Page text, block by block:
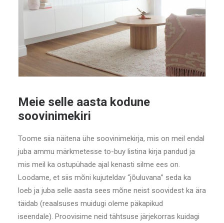
Meie selle aasta kodune
soovinimekiri
Toome siia näitena ühe soovinimekirja, mis on meil endal
juba ammu märkmetesse to-buy listina kirja pandud ja
mis meil ka ostupühade ajal kenasti silme ees on.
Loodame, et siis mõni kujuteldav “jõuluvana” seda ka
loeb ja juba selle aasta sees mõne neist soovidest ka ära
täidab (reaalsuses muidugi oleme päkapikud
iseendale). Proovisime neid tähtsuse järjekorras kuidagi